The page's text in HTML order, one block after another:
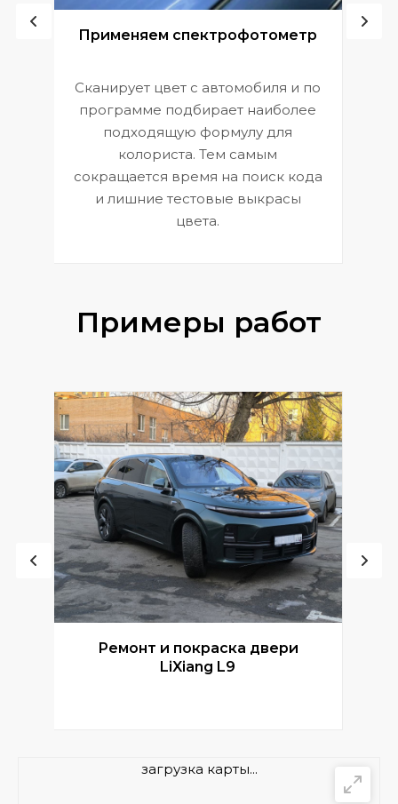
Применяем спектрофотометр
Сканирует цвет с автомобиля и по
программе подбирает наиболее
подходящую формулу для
колориста. Тем самым
сокращается время на поиск кода
и лишние тестовые выкрасы
цвета.
Примеры работ
Ремонт и покраска двери
LiXiang L9
загрузка карты...